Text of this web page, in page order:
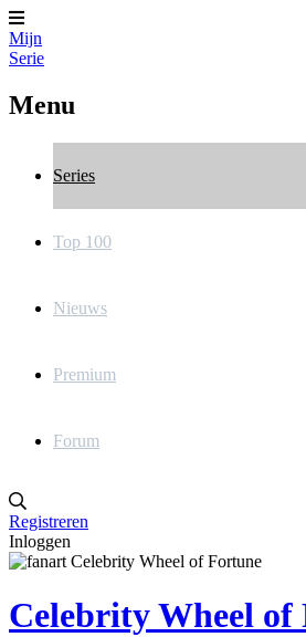
Mijn
Serie
Menu
Series
Top 100
Nieuws
Premium
Forum
Registreren
Inloggen
Celebrity Wheel of